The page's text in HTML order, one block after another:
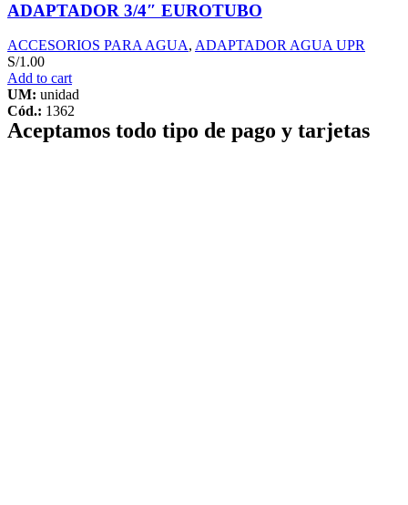
ADAPTADOR 3/4″ EUROTUBO
ACCESORIOS PARA AGUA, ADAPTADOR AGUA UPR
S/1.00
Add to cart
UM: unidad
Cód.: 1362
Aceptamos todo tipo de pago y tarjetas